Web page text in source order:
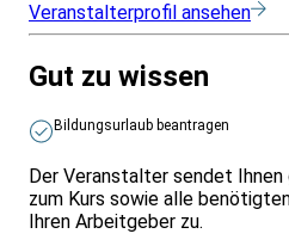
Veranstalterprofil ansehen
Gut zu wissen
Bildungsurlaub beantragen
Der Veranstalter sendet
zum Kurs sowie alle
Ihren Arbeitgeber zu.